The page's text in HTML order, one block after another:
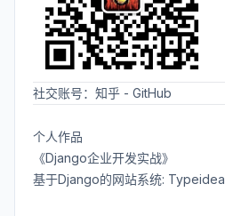
社交账号： 知乎 - GitHub
个人作品
《Django企业开发实战》
基于Django的网站系统: Typeidea